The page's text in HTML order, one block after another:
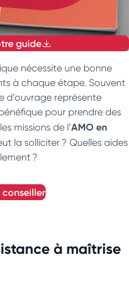
guide
nécessite une bonne
à chaque étape. Souvent
d’ouvrage représente
pour prendre des
missions de l’AMO en
la solliciter ? Quelles aides
?
conseiller
à maîtrise